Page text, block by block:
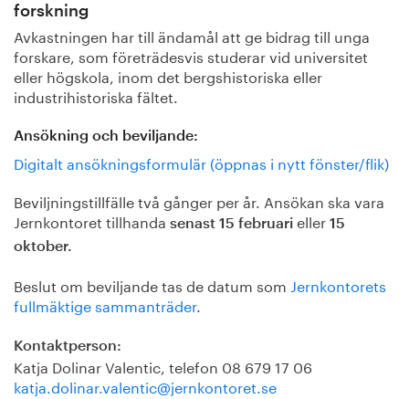
forskning
Avkastningen har till ändamål att ge bidrag till unga
forskare, som företrädesvis studerar vid universitet
eller högskola, inom det bergshistoriska eller
industrihistoriska fältet.
Ansökning och beviljande:
Digitalt ansökningsformulär (öppnas i nytt fönster/flik)
Beviljningstillfälle två gånger per år. Ansökan ska vara
Jernkontoret tillhanda senast 15 februari eller 15
oktober.
Beslut om beviljande tas de datum som Jernkontorets
fullmäktige sammanträder.
Kontaktperson:
Katja Dolinar Valentic, telefon 08 679 17 06
katja.dolinar.valentic@jernkontoret.se